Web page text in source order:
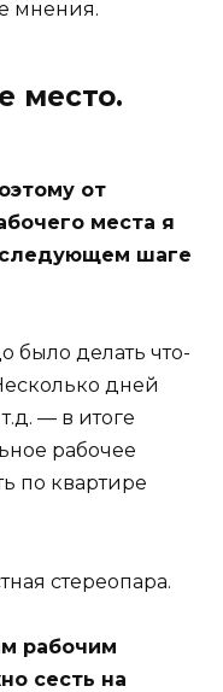
мнения.
место.
от
места я
следующем шаге
было делать что-
дней
— в итоге
рабочее
по квартире
стереопара.
рабочим
сесть на